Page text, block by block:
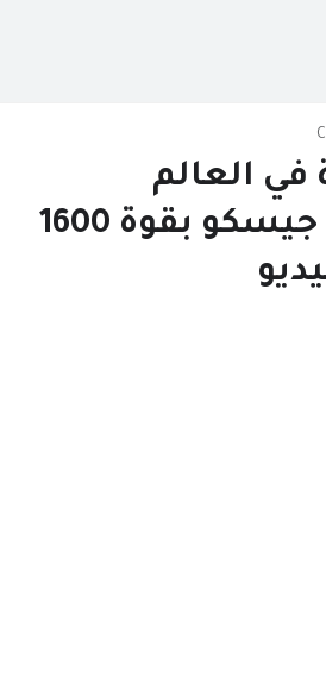
العالم
كوينيجسيج جيسكو بقوة 1600